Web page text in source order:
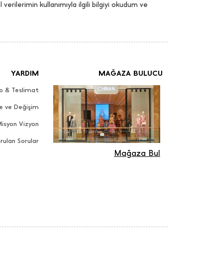
verilerimin kullanımıyla ilgili bilgiyi okudum ve
YARDIM
& Teslimat
ve Değişim
Vizyon
Sorular
MAĞAZA BULUCU
Mağaza Bul